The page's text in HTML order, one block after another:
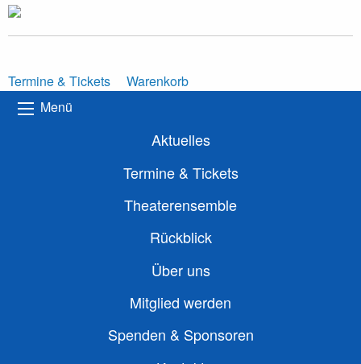
Termine & Tickets
Warenkorb
Menü
Aktuelles
Termine & Tickets
Theaterensemble
Rückblick
Über uns
Mitglied werden
Spenden & Sponsoren